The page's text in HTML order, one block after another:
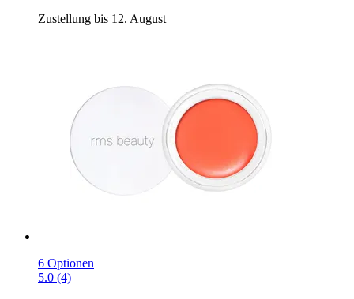
Zustellung bis 12. August
6 Optionen
5.0 (4)